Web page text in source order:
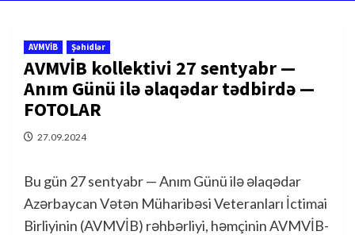
AVMVİB Şəhidlər
AVMVİB kollektivi 27 sentyabr —
Anım Günü ilə əlaqədar tədbirdə —
FOTOLAR
27.09.2024
Bu gün 27 sentyabr — Anım Günü ilə əlaqədar
Azərbaycan Vətən Müharibəsi Veteranları İctimai
Birliyinin (AVMVİB) rəhbərliyi, həmçinin AVMVİB-